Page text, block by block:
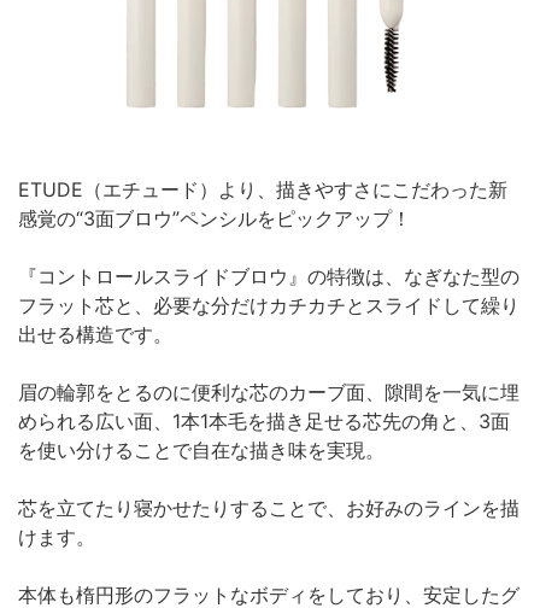
ETUDE（エチュード）より、描きやすさにこだわった新
感覚の“3面ブロウ”ペンシルをピックアップ！
『コントロールスライドブロウ』の特徴は、なぎなた型の
フラット芯と、必要な分だけカチカチとスライドして繰り
出せる構造です。
眉の輪郭をとるのに便利な芯のカーブ面、隙間を一気に埋
められる広い面、1本1本毛を描き足せる芯先の角と、3面
を使い分けることで自在な描き味を実現。
芯を立てたり寝かせたりすることで、お好みのラインを描
けます。
本体も楕円形のフラットなボディをしており、安定したグ